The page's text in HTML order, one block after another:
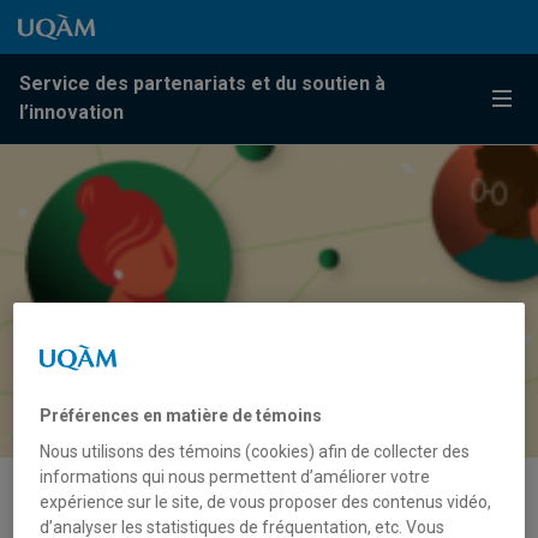
Passer au contenu
Accéder au menu principal
Accéder à la recherche
Passer au contenu
Accéder au menu principal
Service des partenariats et du soutien à
l’innovation
Étudier le marché du travail:
Préférences en matière de témoins
Nous utilisons des témoins (cookies) afin de collecter des
informations qui nous permettent d’améliorer votre
expérience sur le site, de vous proposer des contenus vidéo,
d’analyser les statistiques de fréquentation, etc. Vous